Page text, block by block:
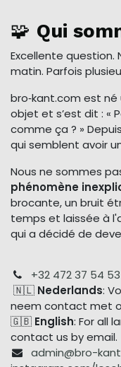
🧩 Qui
Excellente question.
matin. Parfois
bro‑kant.com est né
objet et s’est dit : «
comme ça ? »
qui semblent avoir
Nous ne sommes
phénomène
brocante, un bruit
temps et laissée à
qui a décidé de
+32 472 37 54 53
🇳🇱 Nederlands:
neem contact met
🇬🇧 English: For all
contact us by email.
admin@bro-